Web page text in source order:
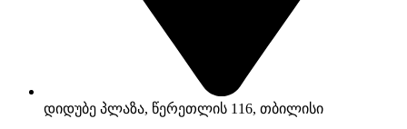
დიდუბე პლაზა, წერეთლის 116, თბილისი